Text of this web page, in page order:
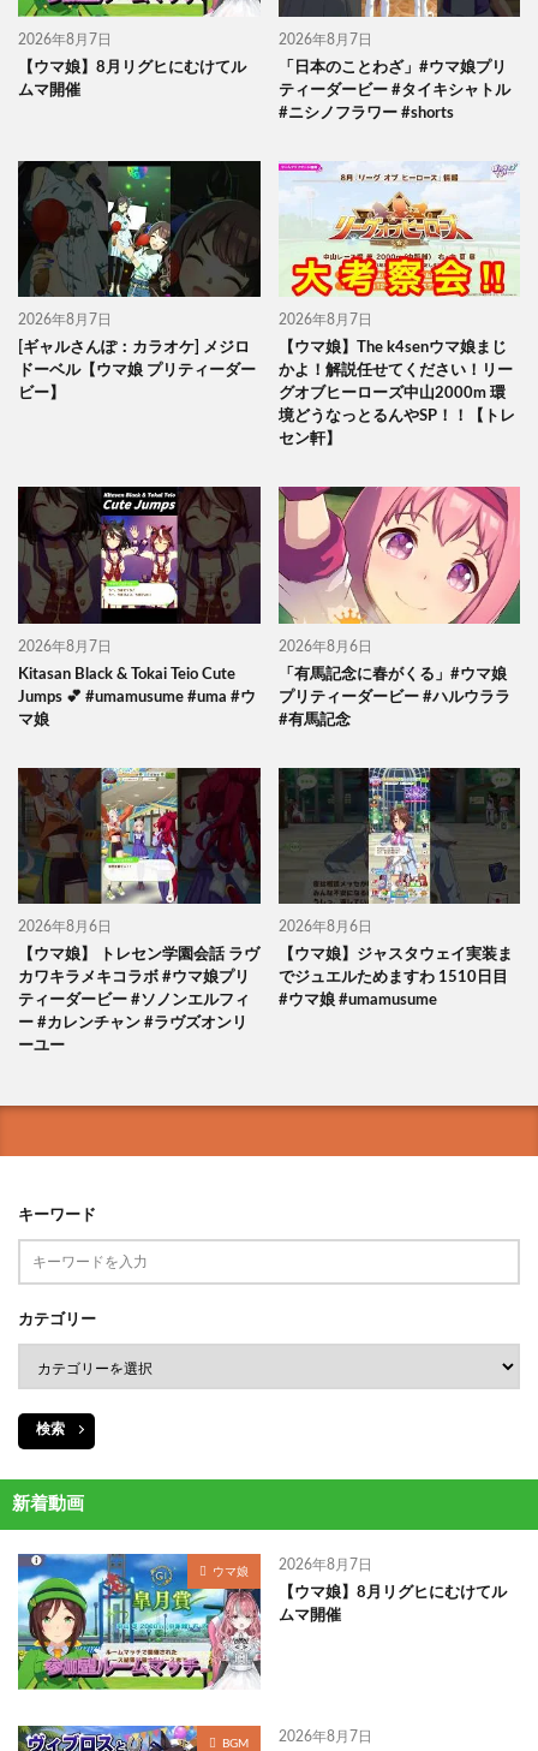
2026年8月7日
【ウマ娘】8月リグヒにむけてル
ムマ開催
2026年8月7日
「日本のことわざ」#ウマ娘プリ
ティーダービー #タイキシャトル
#ニシノフラワー #shorts
2026年8月7日
[ギャルさんぽ：カラオケ] メジロ
ドーベル【ウマ娘 プリティーダー
ビー】
2026年8月7日
【ウマ娘】The k4senウマ娘まじ
かよ！解説任せてください！リー
グオブヒーローズ中山2000m 環
境どうなっとるんやSP！！【トレ
セン軒】
2026年8月7日
Kitasan Black & Tokai Teio Cute
Jumps 💕 #umamusume #uma #ウ
マ娘
2026年8月6日
「有馬記念に春がくる」#ウマ娘
プリティーダービー #ハルウララ
#有馬記念
2026年8月6日
【ウマ娘】 トレセン学園会話 ラヴ
カワキラメキコラボ #ウマ娘プリ
ティーダービー #ソノンエルフィ
ー #カレンチャン #ラヴズオンリ
ーユー
2026年8月6日
【ウマ娘】ジャスタウェイ実装ま
でジュエルためますわ 1510日目
#ウマ娘 #umamusume
キーワード
カテゴリー
検索
新着動画
ウマ娘 2026年8月7日
【ウマ娘】8月リグヒにむけてル
ムマ開催
BGM 2026年8月7日